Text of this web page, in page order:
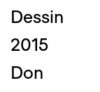
Dessin
2015
Don